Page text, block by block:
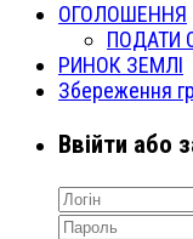
ОГОЛОШЕННЯ
ПОДАТИ
РИНОК ЗЕМЛІ
Збереження
Ввійти або